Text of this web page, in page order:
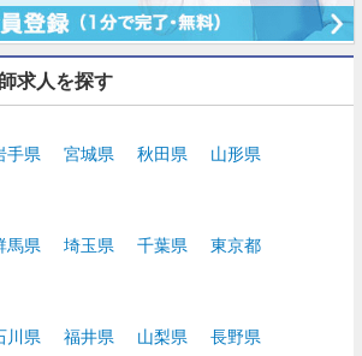
求人を探す
手県 宮城県 秋田県
山形県
馬県 埼玉県 千葉県
東京都
川県 福井県 山梨県
長野県